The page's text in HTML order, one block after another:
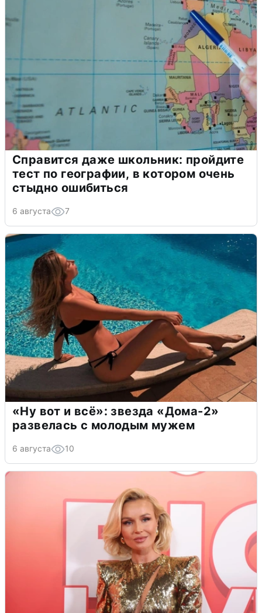
Справится даже школьник: пройдите
тест по географии, в котором очень
стыдно ошибиться
6 августа 7
«Ну вот и всё»: звезда «Дома-2»
развелась с молодым мужем
6 августа 10